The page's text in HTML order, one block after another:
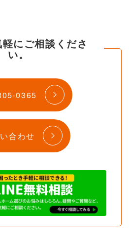
にご相談くださ
い。
0365
合わせ